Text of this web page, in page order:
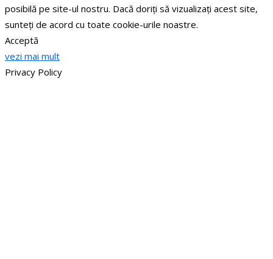
posibilă pe site-ul nostru. Dacă doriți să vizualizați acest site,
sunteți de acord cu toate cookie-urile noastre.
Acceptă
vezi mai mult
Privacy Policy